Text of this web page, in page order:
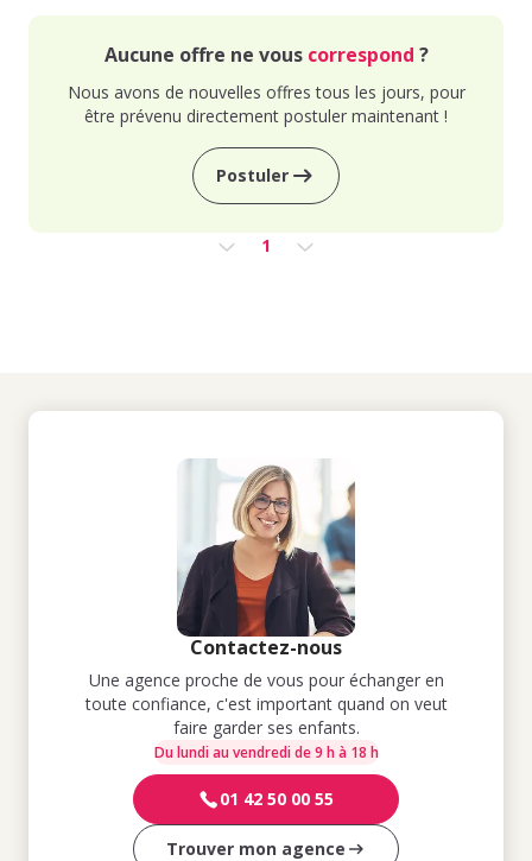
Aucune offre ne vous correspond ?
Nous avons de nouvelles offres tous les jours, pour
être prévenu directement postuler maintenant !
Postuler
1
Contactez-nous
Une agence proche de vous pour échanger en
toute confiance, c'est important quand on veut
faire garder ses enfants.
Du lundi au vendredi de 9 h à 18 h
01 42 50 00 55
Trouver mon agence